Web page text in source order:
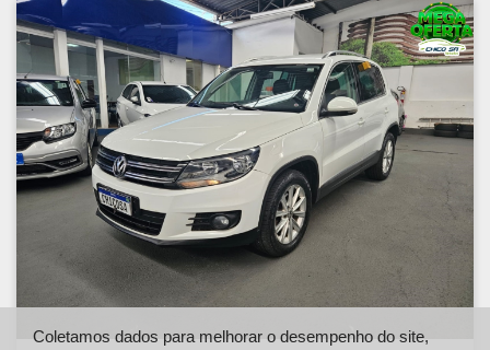
Coletamos dados para melhorar o desempenho do site,